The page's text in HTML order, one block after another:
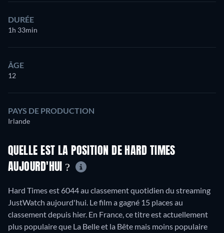
DURÉE
1h 33min
ÂGE
12
PAYS DE PRODUCTION
Irlande
QUELLE EST LA POSITION DE HARD TIMES
AUJOURD'HUI ?
Hard Times est 6044 au classement quotidien du streaming
JustWatch aujourd'hui. Le film a gagné 15 places au
classement depuis hier. En France, ce titre est actuellement
plus populaire que La Belle et la Bête mais moins populaire